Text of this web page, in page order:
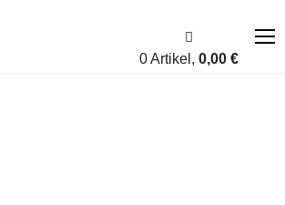
0 Artikel, 0,00 €